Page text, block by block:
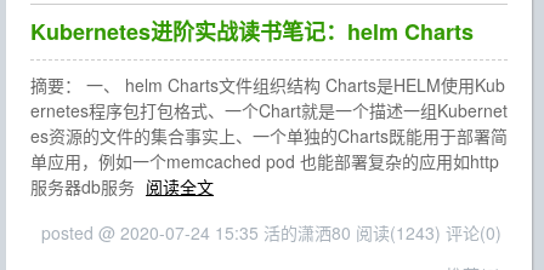
Kubernetes进阶实战读书笔记：helm Charts
摘要： 一、 helm Charts文件组织结构 Charts是HELM使用Kub
ernetes程序包打包格式、一个Chart就是一个描述一组Kubernet
es资源的文件的集合事实上、一个单独的Charts既能用于部署简
单应用，例如一个memcached pod 也能部署复杂的应用如http
服务器db服务 阅读全文
posted @ 2020-07-24 15:35 活的潇洒80 阅读(1243) 评论(0)